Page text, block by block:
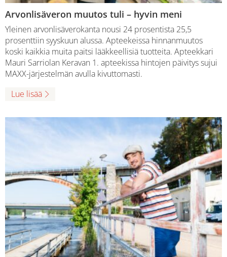
Arvonlisäveron muutos tuli – hyvin meni
Yleinen arvonlisäverokanta nousi 24 prosentista 25,5
prosenttiin syyskuun alussa. Apteekeissa hinnanmuutos
koski kaikkia muita paitsi lääkkeellisiä tuotteita. Apteekkari
Mauri Sarriolan Keravan 1. apteekissa hintojen päivitys sujui
MAXX-järjestelmän avulla kivuttomasti.
Lue lisää